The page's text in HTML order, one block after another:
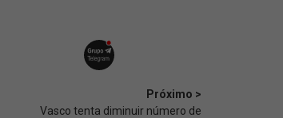
Próximo >
Vasco tenta diminuir número de